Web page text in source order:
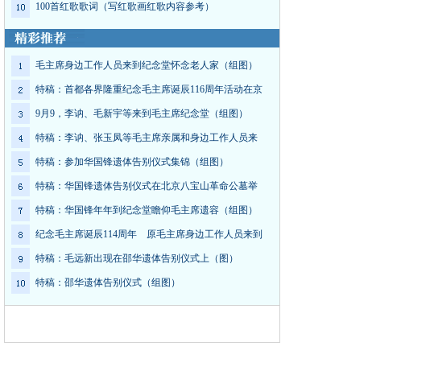
100首红歌歌词（写红歌画红歌内容参考）
毛主席身边工作人员来到纪念堂怀念老人家（组图）
特稿：首都各界隆重纪念毛主席诞辰116周年活动在京
9月9，李讷、毛新宇等来到毛主席纪念堂（组图）
特稿：李讷、张玉凤等毛主席亲属和身边工作人员来
特稿：参加华国锋遗体告别仪式集锦（组图）
特稿：华国锋遗体告别仪式在北京八宝山革命公墓举
特稿：华国锋年年到纪念堂瞻仰毛主席遗容（组图）
纪念毛主席诞辰114周年 原毛主席身边工作人员来到
特稿：毛远新出现在邵华遗体告别仪式上（图）
特稿：邵华遗体告别仪式（组图）